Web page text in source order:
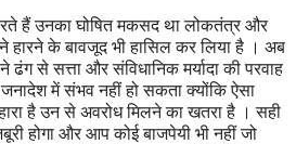
हैं उनका घोषित मकसद था लोकतंत्र और
हारने के बावजूद भी हासिल कर लिया है । अब
से सत्ता और संविधानिक मर्यादा की परवाह
में संभव नहीं हो सकता क्योंकि ऐसा
है उन से अवरोध मिलने का खतरा है । सही
होगा और आप कोई बाजपेयी भी नहीं जो